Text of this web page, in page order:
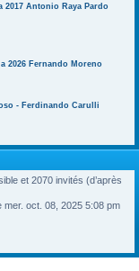
2017 Antonio Raya Pardo
2026 Fernando Moreno
- Ferdinando Carulli
et 2070 invités (d’après
mer. oct. 08, 2025 5:08 pm